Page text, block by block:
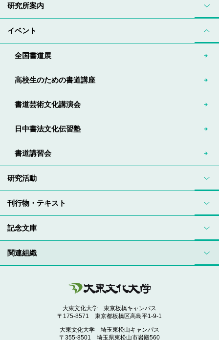
関連組織
大東文化大学 東京板橋キャンパス
〒175-8571 東京都板橋区高島平1-9-1
大東文化大学 埼玉東松山キャンパス
〒355-8501 埼玉県東松山市岩殿560
研究所案内
イベント
全国書道展
高校生のための書道講座
書道芸術文化講演会
日中書法文化伝習塾
書道講習会
研究活動
刊行物・テキスト
記念文庫